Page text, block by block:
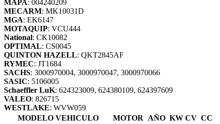
MAPA: 004240209
MECARM: MK10031D
MGA: EK6147
MOTAQUIP: VCU444
National: CK10082
OPTIMAL: CS0045
QUINTON HAZELL: QKT2845AF
RYMEC: JT1684
SACHS: 3000970004, 3000970047, 3000970066
SASIC: 5106005
Schaeffler LuK: 624323009, 624380109, 624397609
VALEO: 826715
WESTLAKE: WVW059
MODELO VEHICULO
MOTOR AÑO KW CV CC